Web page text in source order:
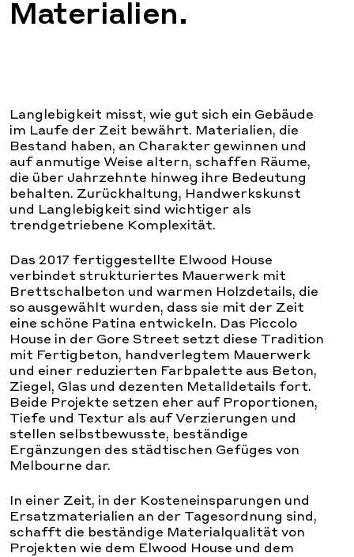
Materialien.
Langlebigkeit misst, wie gut sich ein Gebäude
im Laufe der Zeit bewährt. Materialien, die
Bestand haben, an Charakter gewinnen und
auf anmutige Weise altern, schaffen Räume,
die über Jahrzehnte hinweg ihre Bedeutung
behalten. Zurückhaltung, Handwerkskunst
und Langlebigkeit sind wichtiger als
trendgetriebene Komplexität.
Das 2017 fertiggestellte Elwood House
verbindet strukturiertes Mauerwerk mit
Brettschalbeton und warmen Holzdetails, die
so ausgewählt wurden, dass sie mit der Zeit
eine schöne Patina entwickeln. Das Piccolo
House in der Gore Street setzt diese Tradition
mit Fertigbeton, handverlegtem Mauerwerk
und einer reduzierten Farbpalette aus Beton,
Ziegel, Glas und dezenten Metalldetails fort.
Beide Projekte setzen eher auf Proportionen,
Tiefe und Textur als auf Verzierungen und
stellen selbstbewusste, beständige
Ergänzungen des städtischen Gefüges von
Melbourne dar.
In einer Zeit, in der Kosteneinsparungen und
Ersatzmaterialien an der Tagesordnung sind,
schafft die beständige Materialqualität von
Projekten wie dem Elwood House und dem